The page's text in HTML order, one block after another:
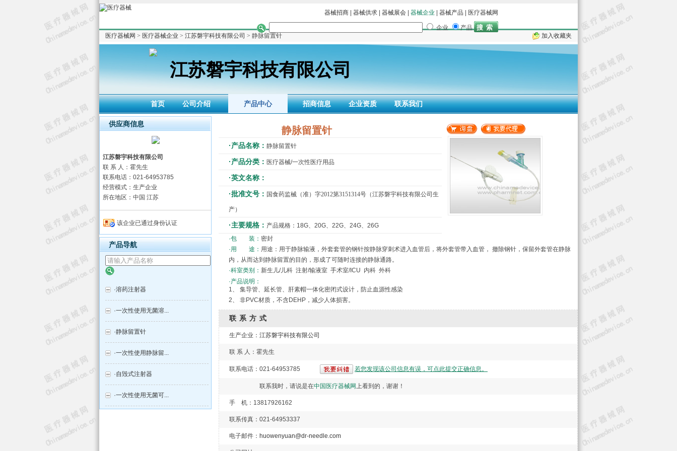
器械招商 器械供求 器械展会 器械企业 器械产品 医疗器械网
企业
产品
医疗器械网 > 医疗器械企业 > 江苏磐宇科技有限公司 > 静脉留置针 加入收藏夹
江苏磐宇科技有限公司
首页 公司介绍 产品中心 招商信息 企业资质 联系我们
静脉留置针
·产品名称： 静脉留置针
·产品分类： 医疗器械/一次性医疗用品
·英文名称：
·批准文号： 国食药监械（准）字2012第3151314号（江苏磐宇科技有限公司生
产）
·主要规格： 产品规格：18G、20G、22G、24G、26G
·包 装： 密封
·用 途： 用途：用于静脉输液，外套套管的钢针按静脉穿刺术进入血管后，将外套管带入血管， 撤除钢针，保留外套管在静脉
内，从而达到静脉留置的目的，形成了可随时连接的静脉通路。
·科室类别： 新生儿/儿科 注射/输液室 手术室/ICU 内科 外科
·产品说明：
1、 集导管、延长管、肝素帽一体化密闭式设计，防止血源性感染
2、 非PVC材质，不含DEHP，减少人体损害。
联系方式
生产企业： 江苏磐宇科技有限公司
联 系 人：霍先生
联系电话：021-64953785 若您发现该公司信息有误，可点此提交正确信息。
联系我时，请说是在中国医疗器械网上看到的，谢谢！
手 机：13817926162
联系传真：021-64953337
电子邮件： huowenyuan@dr-needle.com
供应商信息
江苏磐宇科技有限公司
联 系 人：霍先生
联系电话：021-64953785
经营模式：生产企业
所在地区：中国 江苏
该企业已通过身份认证
产品导航
·溶药注射器
·一次性使用无菌溶...
·静脉留置针
·一次性使用静脉留...
·自毁式注射器
·一次性使用无菌可...